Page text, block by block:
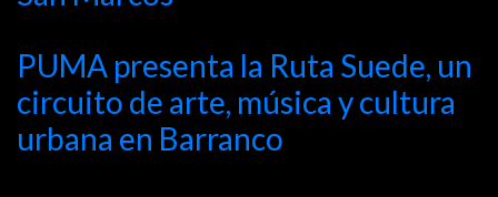
PUMA presenta la Ruta Suede, un
circuito de arte, música y cultura
urbana en Barranco